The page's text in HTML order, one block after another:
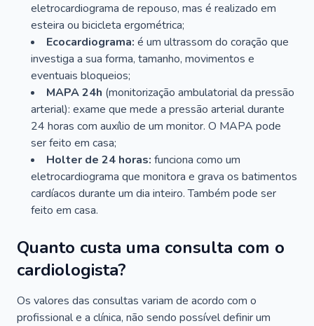
eletrocardiograma de repouso, mas é realizado em
esteira ou bicicleta ergométrica;
Ecocardiograma: é um ultrassom do coração que
investiga a sua forma, tamanho, movimentos e
eventuais bloqueios;
MAPA 24h (monitorização ambulatorial da pressão
arterial): exame que mede a pressão arterial durante
24 horas com auxílio de um monitor. O MAPA pode
ser feito em casa;
Holter de 24 horas: funciona como um
eletrocardiograma que monitora e grava os batimentos
cardíacos durante um dia inteiro. Também pode ser
feito em casa.
Quanto custa uma consulta com o
cardiologista?
Os valores das consultas variam de acordo com o
profissional e a clínica, não sendo possível definir um